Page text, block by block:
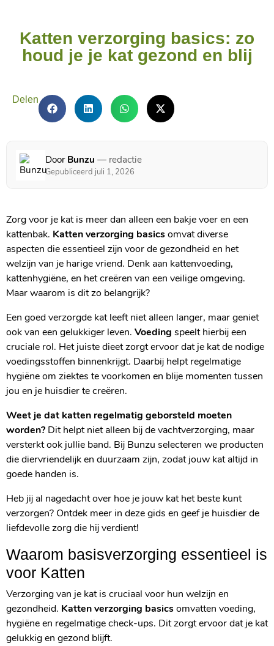
Katten verzorging basics: zo
houd je je kat gezond en blij
Delen
Door Bunzu — redactie
Gepubliceerd juli 1, 2026
Zorg voor je kat is meer dan alleen een bakje voer en een
kattenbak. Katten verzorging basicsomvat diverse
aspecten die essentieel zijn voor de gezondheid en het
welzijn van je harige vriend. Denk aan kattenvoeding,
kattenhygiëne, en het creëren van een veilige omgeving.
Maar waarom is dit zo belangrijk?
Een goed verzorgde kat leeft niet alleen langer, maar geniet
ook van een gelukkiger leven. Voeding speelt hierbij een
cruciale rol. Het juiste dieet zorgt ervoor dat je kat de nodige
voedingsstoffen binnenkrijgt. Daarbij helpt regelmatige
hygiëne om ziektes te voorkomen en blije momenten tussen
jou en je huisdier te creëren.
Weet je dat katten regelmatig geborsteld moeten
worden? Dit helpt niet alleen bij de vachtverzorging, maar
versterkt ook jullie band. Bij Bunzu selecteren we producten
die diervriendelijk en duurzaam zijn, zodat jouw kat altijd in
goede handen is.
Heb jij al nagedacht over hoe je jouw kat het beste kunt
verzorgen? Ontdek meer in deze gids en geef je huisdier de
liefdevolle zorg die hij verdient!
Waarom basisverzorging essentieel is
voor Katten
Verzorging van je kat is cruciaal voor hun welzijn en
gezondheid. Katten verzorging basicsomvatten voeding,
hygiëne en regelmatige check-ups. Dit zorgt ervoor dat je kat
gelukkig en gezond blijft.